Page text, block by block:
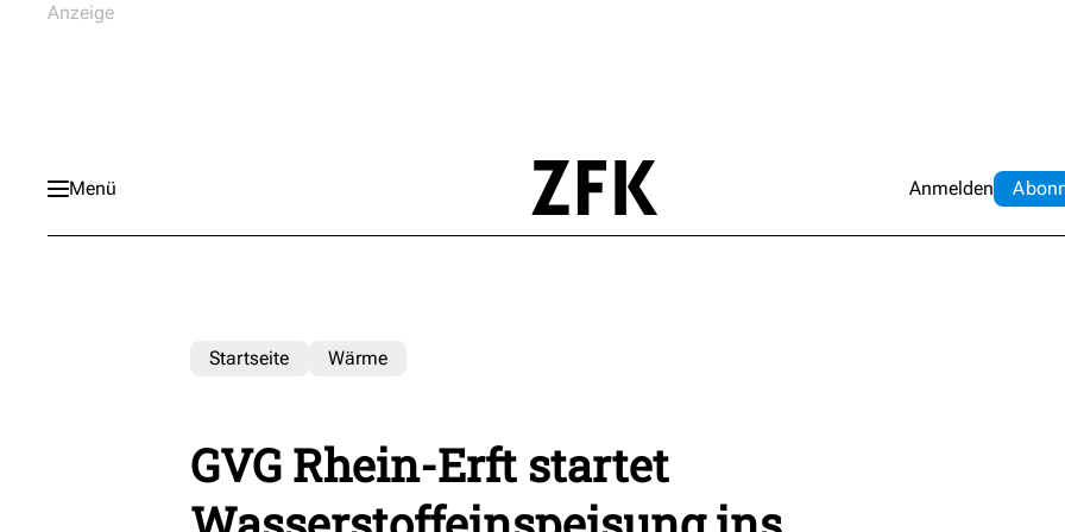
Menü Anmelden Abo
Startseite Wärme
GVG Rhein-Erft startet